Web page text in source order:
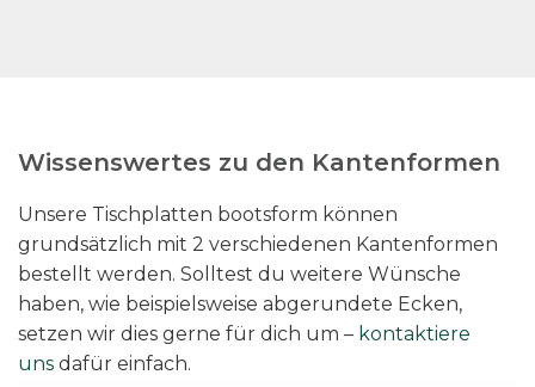
Wissenswertes zu den Kantenformen
Unsere Tischplatten bootsform können
grundsätzlich mit 2 verschiedenen Kantenformen
bestellt werden. Solltest du weitere Wünsche
haben, wie beispielsweise abgerundete Ecken,
setzen wir dies gerne für dich um – kontaktiere
uns dafür einfach.